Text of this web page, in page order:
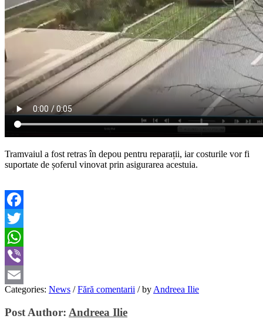
Tramvaiul a fost retras în depou pentru reparații, iar costurile vor fi
suportate de șoferul vinovat prin asigurarea acestuia.
Facebook
Twitter
WhatsApp
Viber
Email
Categories: News / Fără comentarii /by Andreea Ilie
Post Author: Andreea Ilie